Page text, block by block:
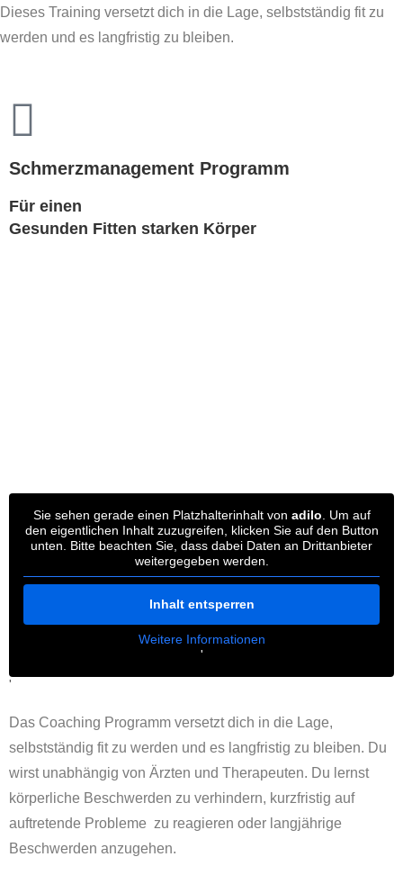
Dieses Training versetzt dich in die Lage, selbstständig fit zu
werden und es langfristig zu bleiben.
Schmerzmanagement Programm
Für einen
Gesunden Fitten starken Körper
Sie sehen gerade einen Platzhalterinhalt von adilo . Um auf
den eigentlichen Inhalt zuzugreifen, klicken Sie auf den Button
unten. Bitte beachten Sie, dass dabei Daten an Drittanbieter
weitergegeben werden.
Inhalt entsperren
Weitere Informationen
'
'
Das Coaching Programm versetzt dich in die Lage,
selbstständig fit zu werden und es langfristig zu bleiben. Du
wirst unabhängig von Ärzten und Therapeuten. Du lernst
körperliche Beschwerden zu verhindern, kurzfristig auf
auftretende Probleme zu reagieren oder langjährige
Beschwerden anzugehen.